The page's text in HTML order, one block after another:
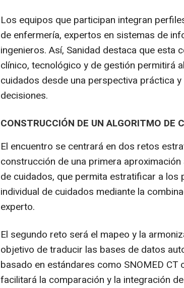
Los equipos que participan integran
de enfermería, expertos en sistemas de
ingenieros. Así, Sanidad destaca que esta
clínico, tecnológico y de gestión permitirá
cuidados desde una perspectiva práctica
decisiones.
CONSTRUCCIÓN DE UN ALGORITMO DE
El encuentro se centrará en dos retos
construcción de una primera
de cuidados, que permita estratificar a los
individual de cuidados mediante la
experto.
El segundo reto será el mapeo y la
objetivo de traducir las bases de datos
basado en estándares como SNOMED CT
facilitará la comparación y la integración